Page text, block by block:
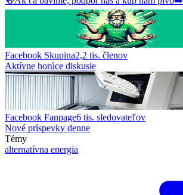
Facebook Skupina2,2 tis. členov
Aktívne horúce diskusie
Facebook Fanpage6 tis. sledovateľov
Nové príspevky denne
Témy
alternatívna energia